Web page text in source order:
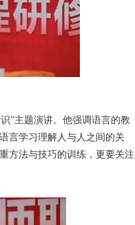
”主题演讲。他强调语言的教
言学习理解人与人之间的关
方法与技巧的训练，更要关注